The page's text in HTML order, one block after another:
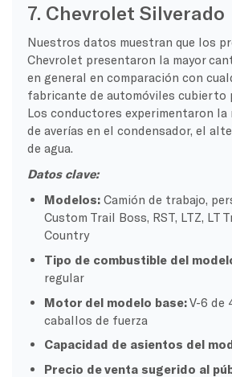
7. Chevrolet Silverado
Nuestros datos muestran que los
Chevrolet presentaron la mayor
en general en comparación con
fabricante de automóviles cubierto
Los conductores experimentaron la
de averías en el condensador, el
de agua.
Datos clave:
Modelos: Camión de trabajo,
Custom Trail Boss, RST, LTZ, LT
Country
Tipo de combustible del
regular
Motor del modelo base:V-6 de
caballos de fuerza
Capacidad de asientos del
Precio de venta sugerido al